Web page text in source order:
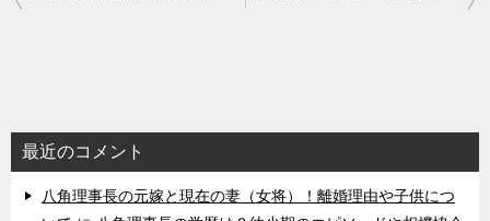
ゲ
ー
シ
最近のコメント
八角理事長の元嫁と現在の妻（女将）！離婚理由や子供につ